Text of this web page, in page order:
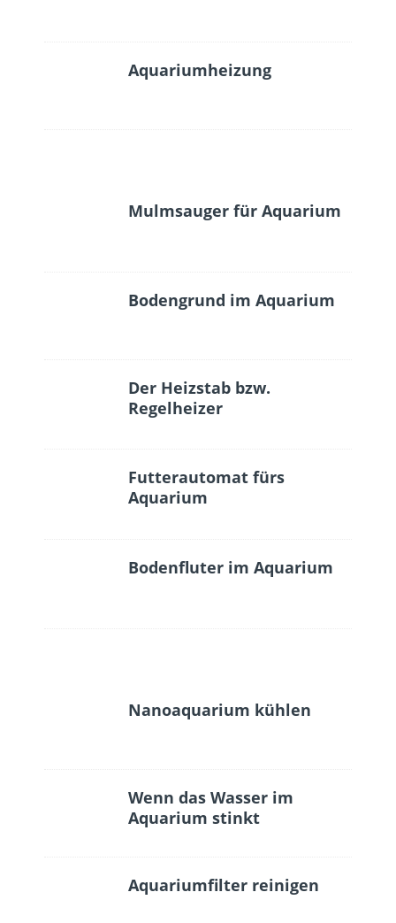
Aquariumheizung
Mulmsauger für Aquarium
Bodengrund im Aquarium
Der Heizstab bzw.
Regelheizer
Futterautomat fürs
Aquarium
Bodenfluter im Aquarium
Nanoaquarium kühlen
Wenn das Wasser im
Aquarium stinkt
Aquariumfilter reinigen